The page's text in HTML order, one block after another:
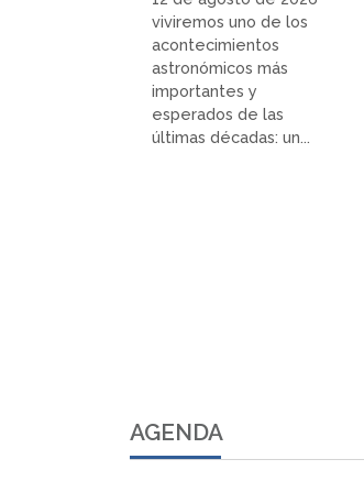
viviremos uno de los
acontecimientos
astronómicos más
importantes y
esperados de las
últimas décadas: un...
AGENDA